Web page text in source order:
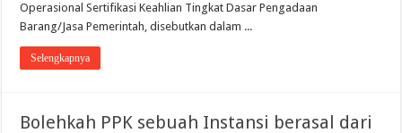
Operasional Sertifikasi Keahlian Tingkat Dasar Pengadaan
Barang/Jasa Pemerintah, disebutkan dalam ...
Selengkapnya
Bolehkah PPK sebuah Instansi berasal dari